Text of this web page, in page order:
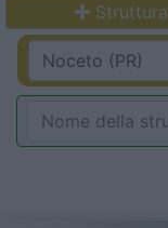
Struttura